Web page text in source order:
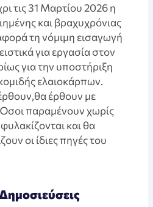
τις 31 Μαρτίου 2026 η
και βραχυχρόνιας
τη νόμιμη εισαγωγή
για εργασία στον
για την υποστήριξη
ελαιοκάρπων.
έρθουν με
παραμένουν χωρίς
και θα
οι ίδιες πηγές του